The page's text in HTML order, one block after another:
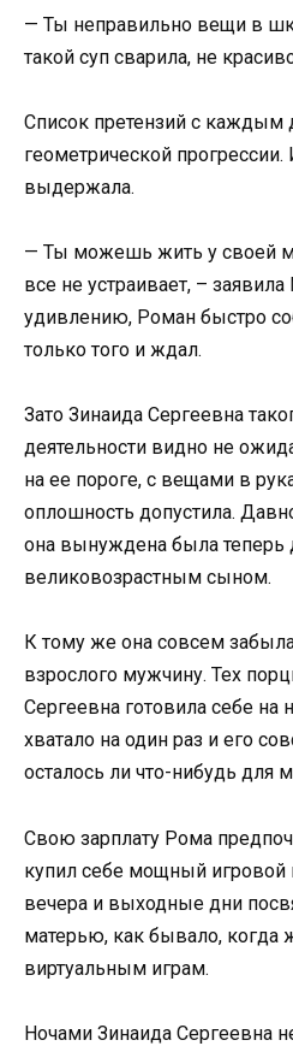
— Ты неправильно вещи в
такой суп сварила, не
Список претензий с каждым
геометрической
выдержала.
— Ты можешь жить у своей
все не устраивает, –
удивлению, Роман быстро
только того и ждал.
Зато Зинаида Сергеевна
деятельности видно не
на ее пороге, с вещами в
оплошность допустила.
она вынуждена была теперь
великовозрастным сыном.
К тому же она совсем
взрослого мужчину. Тех
Сергеевна готовила себе на
хватало на один раз и его
осталось ли что-нибудь для
Свою зарплату Рома
купил себе мощный игровой
вечера и выходные дни
матерью, как бывало, когда
виртуальным играм.
Ночами Зинаида Сергеевна